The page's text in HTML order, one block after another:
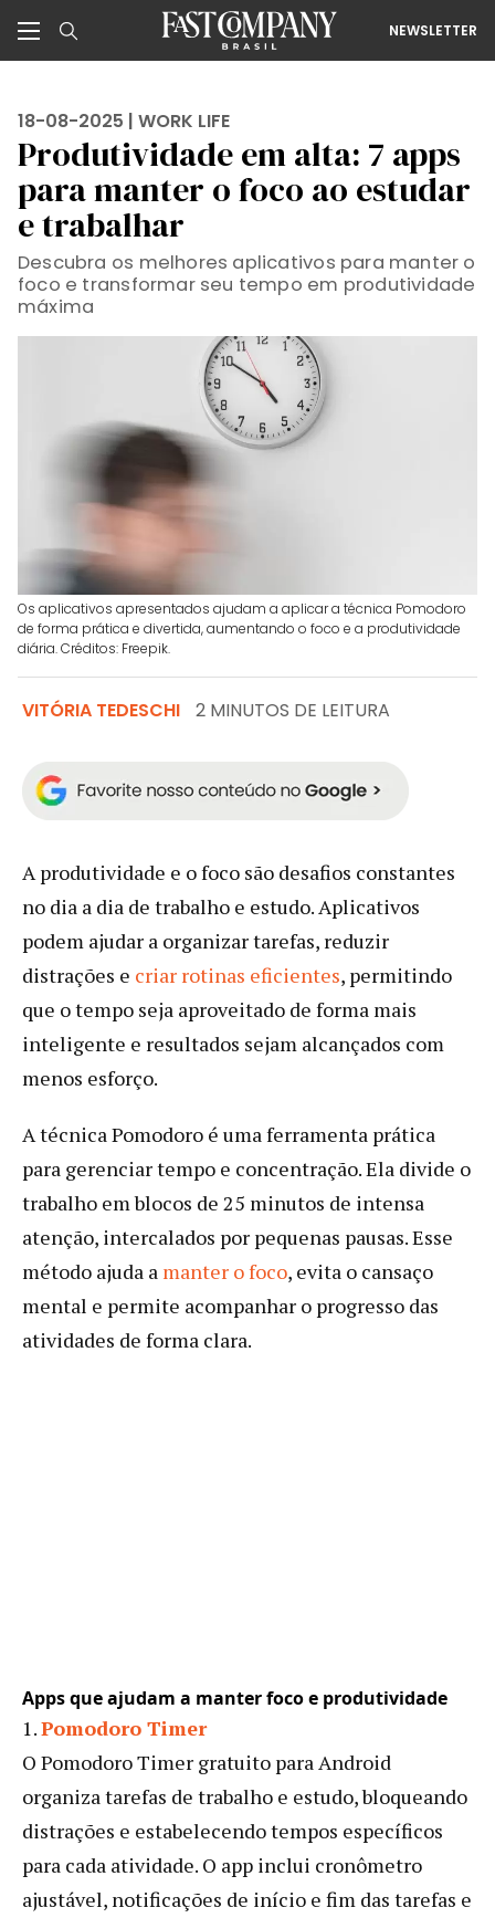
NEWSLETTER
18-08-2025 | WORK LIFE
Produtividade em alta: 7 apps
para manter o foco ao estudar
e trabalhar
Descubra os melhores aplicativos para manter o
foco e transformar seu tempo em produtividade
máxima
Os aplicativos apresentados ajudam a aplicar a técnica Pomodoro
de forma prática e divertida, aumentando o foco e a produtividade
diária. Créditos: Freepik.
VITÓRIA TEDESCHI 2 MINUTOS DE LEITURA
A produtividade e o foco são desafios constantes
no dia a dia de trabalho e estudo. Aplicativos
podem ajudar a organizar tarefas, reduzir
distrações e criar rotinas eficientes, permitindo
que o tempo seja aproveitado de forma mais
inteligente e resultados sejam alcançados com
menos esforço.
A técnica Pomodoro é uma ferramenta prática
para gerenciar tempo e concentração. Ela divide o
trabalho em blocos de 25 minutos de intensa
atenção, intercalados por pequenas pausas. Esse
método ajuda a manter o foco, evita o cansaço
mental e permite acompanhar o progresso das
atividades de forma clara.
Apps que ajudam a manter foco e produtividade
1.Pomodoro Timer
O Pomodoro Timer gratuito para Android
organiza tarefas de trabalho e estudo, bloqueando
distrações e estabelecendo tempos específicos
para cada atividade. O app inclui cronômetro
ajustável, notificações de início e fim das tarefas e